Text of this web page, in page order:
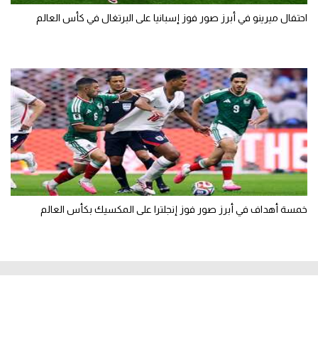
احتفال ميرينو في أبرز صور فوز إسبانيا على البرتغال في كأس العالم
خمسة أهداف في أبرز صور فوز إنجلترا على المكسيك بكأس العالم